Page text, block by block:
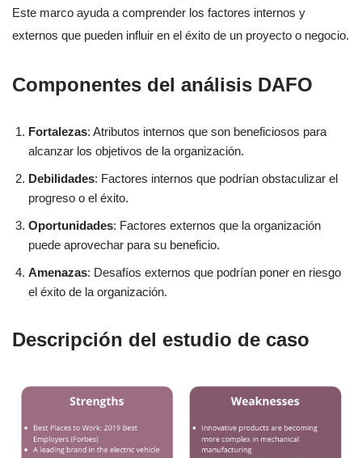
Este marco ayuda a comprender los factores internos y
externos que pueden influir en el éxito de un proyecto o negocio.
Componentes del análisis DAFO
Fortalezas: Atributos internos que son beneficiosos para
alcanzar los objetivos de la organización.
Debilidades: Factores internos que podrían obstaculizar el
progreso o el éxito.
Oportunidades: Factores externos que la organización
puede aprovechar para su beneficio.
Amenazas: Desafíos externos que podrían poner en riesgo
el éxito de la organización.
Descripción del estudio de caso